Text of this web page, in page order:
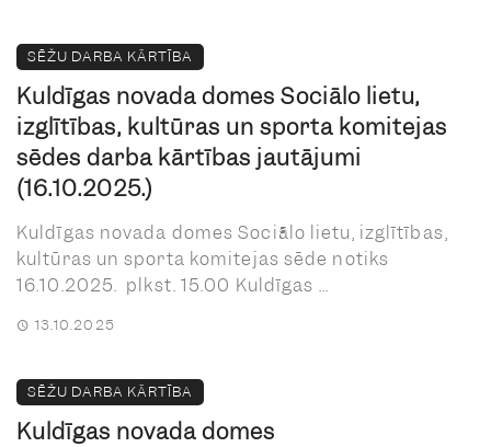
SĒŽU DARBA KĀRTĪBA
Kuldīgas novada domes Sociālo lietu,
izglītības, kultūras un sporta komitejas
sēdes darba kārtības jautājumi
(16.10.2025.)
Kuldīgas novada domes Sociālo lietu, izglītības,
kultūras un sporta komitejas sēde notiks
16.10.2025. plkst. 15.00 Kuldīgas ...
13.10.2025
SĒŽU DARBA KĀRTĪBA
Kuldīgas novada domes